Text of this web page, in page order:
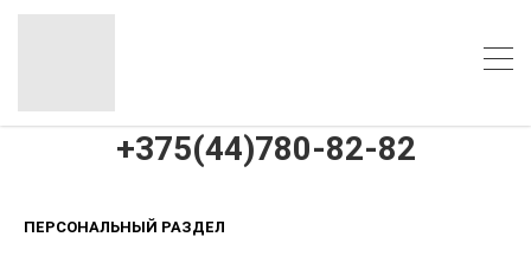
+375(44)780-82-82
ПЕРСОНАЛЬНЫЙ РАЗДЕЛ